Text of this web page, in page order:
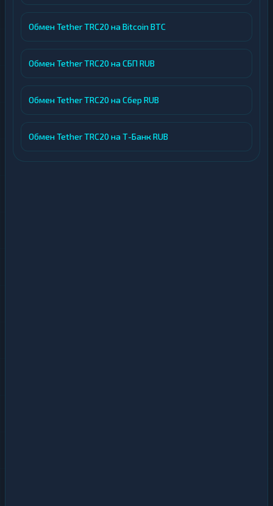
Обмен Tether TRC20 на Bitcoin BTC
Обмен Tether TRC20 на СБП RUB
Обмен Tether TRC20 на Сбер RUB
Обмен Tether TRC20 на Т-Банк RUB